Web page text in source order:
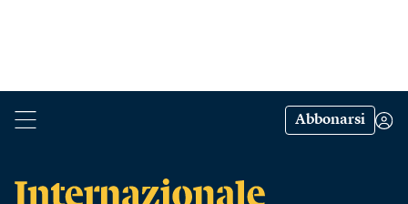
Abbonarsi